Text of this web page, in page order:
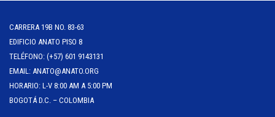
CARRERA 19B NO. 83-63
EDIFICIO ANATO PISO 8
TELÉFONO: (+57) 601 9143131
EMAIL: ANATO@ANATO.ORG
HORARIO: L-V 8:00 AM A 5:00 PM
BOGOTÁ D.C. – COLOMBIA